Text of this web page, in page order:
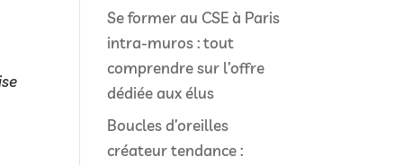
Se former au CSE à Paris
intra-muros : tout
comprendre sur l’offre
dédiée aux élus
Boucles d’oreilles
créateur tendance :